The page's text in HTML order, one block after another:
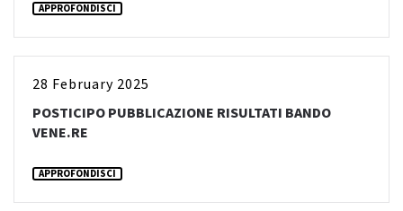
APPROFONDISCI
28 February 2025
POSTICIPO PUBBLICAZIONE RISULTATI BANDO
VENE.RE
APPROFONDISCI